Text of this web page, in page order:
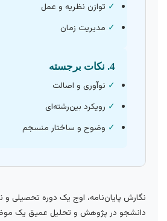
✓ توازن نظریه و عمل
✓ مدیریت زمان
4. نکات برجسته
✓ نوآوری و اصالت
✓ رویکرد بین‌رشته‌ای
✓ وضوح و ساختار منسجم
نگارش پایان‌نامه، اوج یک دوره تحصیلی و
دانشجو در پژوهش و تحلیل عمیق یک